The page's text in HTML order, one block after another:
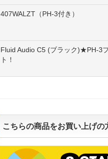
407WALZT（PH-3付き）
Fluid Audio C5 (ブラック)★PH-3
ト！
こちらの商品をお買い上げ